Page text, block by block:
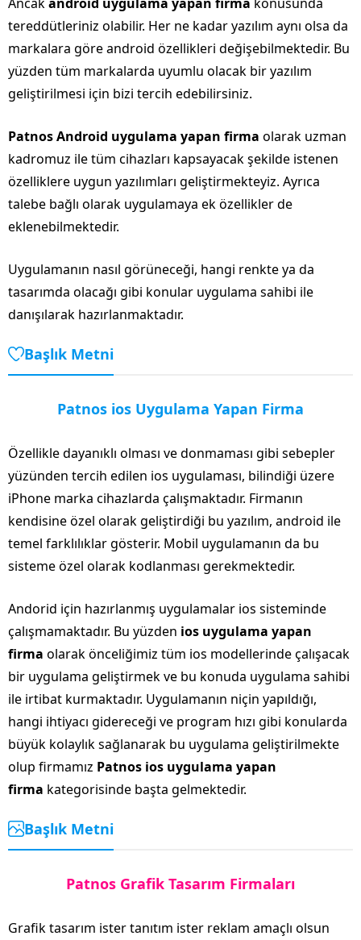
tereddütleriniz olabilir. Her ne kadar yazılım aynı olsa da
markalara göre android özellikleri değişebilmektedir. Bu
yüzden tüm markalarda uyumlu olacak bir yazılım
geliştirilmesi için bizi tercih edebilirsiniz.
Patnos Android uygulama yapan firma olarak uzman
kadromuz ile tüm cihazları kapsayacak şekilde istenen
özelliklere uygun yazılımları geliştirmekteyiz. Ayrıca
talebe bağlı olarak uygulamaya ek özellikler de
eklenebilmektedir.
Uygulamanın nasıl görüneceği, hangi renkte ya da
tasarımda olacağı gibi konular uygulama sahibi ile
danışılarak hazırlanmaktadır.
Başlık Metni
Patnos ios Uygulama Yapan Firma
Özellikle dayanıklı olması ve donmaması gibi sebepler
yüzünden tercih edilen ios uygulaması, bilindiği üzere
iPhone marka cihazlarda çalışmaktadır. Firmanın
kendisine özel olarak geliştirdiği bu yazılım, android ile
temel farklılıklar gösterir. Mobil uygulamanın da bu
sisteme özel olarak kodlanması gerekmektedir.
Andorid için hazırlanmış uygulamalar ios sisteminde
çalışmamaktadır. Bu yüzden ios uygulama yapan
firma olarak önceliğimiz tüm ios modellerinde çalışacak
bir uygulama geliştirmek ve bu konuda uygulama sahibi
ile irtibat kurmaktadır. Uygulamanın niçin yapıldığı,
hangi ihtiyacı gidereceği ve program hızı gibi konularda
büyük kolaylık sağlanarak bu uygulama geliştirilmekte
olup firmamız Patnos ios uygulama yapan
firma kategorisinde başta gelmektedir.
Başlık Metni
Patnos Grafik Tasarım Firmaları
Grafik tasarım ister tanıtım ister reklam amaçlı olsun